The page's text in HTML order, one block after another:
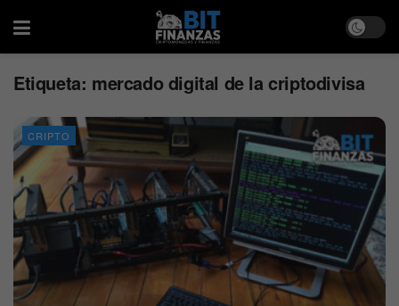
Etiqueta: mercado digital de la criptodivisa
CRIPTO